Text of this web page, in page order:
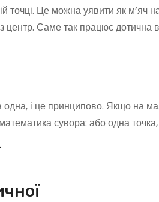
Це можна уявити як м’яч на
центр. Саме так працює дотична
одна, і це принципово. Якщо на
сувора: або одна